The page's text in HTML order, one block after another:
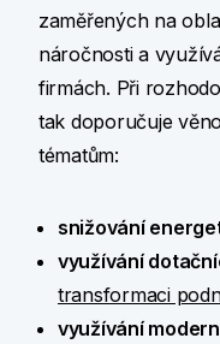
zaměřených na
náročnosti a
firmách. Při
tak doporučuje
tématům:
snižování
využívání
transformaci
využívání